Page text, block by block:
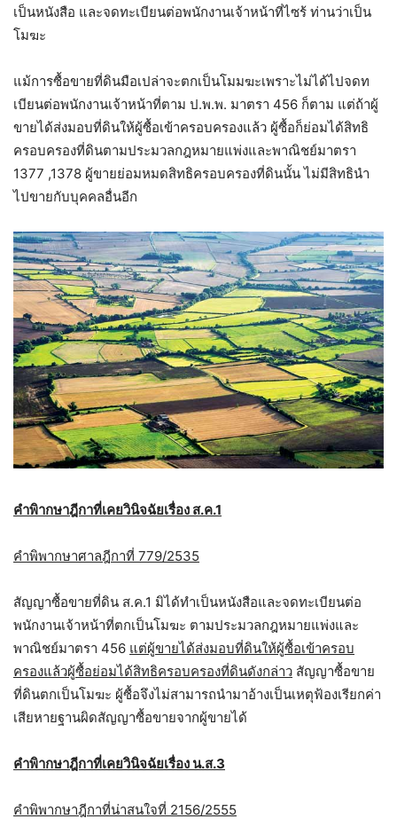
เป็นหนังสือ และจดทะเบียนต่อพนักงานเจ้าหน้าที่ไซร้ ท่านว่าเป็น
โมฆะ
แม้การซื้อขายที่ดินมือเปล่าจะตกเป็นโมมฆะเพราะไม่ได้ไปจดท
เบียนต่อพนักงานเจ้าหน้าที่ตาม ป.พ.พ. มาตรา 456 ก็ตาม แต่ถ้าผู้
ขายได้ส่งมอบที่ดินให้ผู้ซื้อเข้าครอบครองแล้ว ผู้ซื้อก็ย่อมได้สิทธิ
ครอบครองที่ดินตามประมวลกฎหมายแพ่งและพาณิชย์มาตรา
1377 ,1378 ผู้ขายย่อมหมดสิทธิครอบครองที่ดินนั้น ไม่มีสิทธินำ
ไปขายกับบุคคลอื่นอีก
คำพิากษาฎีกาที่เคยวินิจฉัยเรื่อง ส.ค.1
คำพิพากษาศาลฎีกาที่ 779/2535
สัญญาซื้อขายที่ดิน ส.ค.1 มิได้ทำเป็นหนังสือและจดทะเบียนต่อ
พนักงานเจ้าหน้าที่ตกเป็นโมฆะ ตามประมวลกฎหมายแพ่งและ
พาณิชย์มาตรา 456 แต่ผู้ขายได้ส่งมอบที่ดินให้ผู้ซื้อเข้าครอบ
ครองแล้วผู้ซื้อย่อมได้สิทธิครอบครองที่ดินดังกล่าว สัญญาซื้อขาย
ที่ดินตกเป็นโมฆะ ผู้ซื้อจึงไม่สามารถนำมาอ้างเป็นเหตุฟ้องเรียกค่า
เสียหายฐานผิดสัญญาซื้อขายจากผู้ขายได้
คำพิากษาฎีกาที่เคยวินิจฉัยเรื่อง น.ส.3
คำพิพากษาฎีกาที่น่าสนใจที่ 2156/2555